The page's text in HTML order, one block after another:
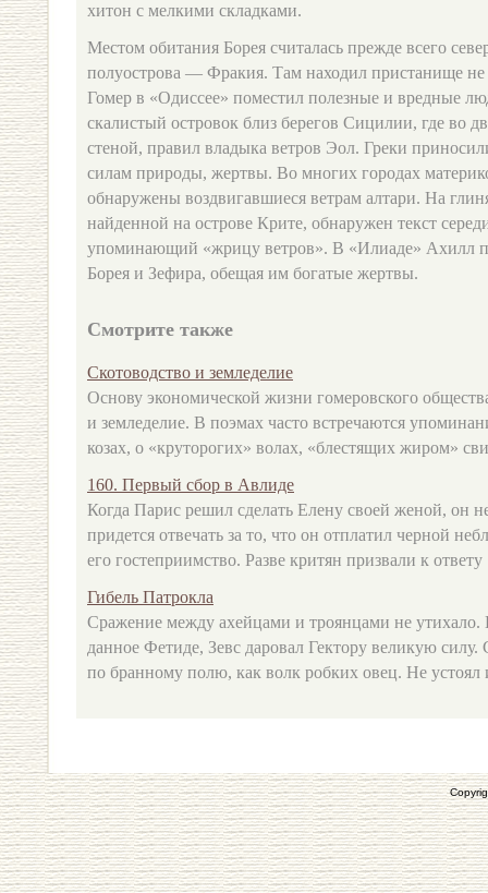
хитон с мелкими складками.
Местом обитания Борея считалась прежде всего
полуострова — Фракия. Там находил пристанище не
Гомер в «Одиссее» поместил полезные и вредные
скалистый островок близ берегов Сицилии, где во
стеной, правил владыка ветров Эол. Греки
силам природы, жертвы. Во многих городах
обнаружены воздвигавшиеся ветрам алтари. На
найденной на острове Крите, обнаружен текст
упоминающий «жрицу ветров». В «Илиаде» Ахилл
Борея и Зефира, обещая им богатые жертвы.
Смотрите также
Скотоводство и земледелие
Основу экономической жизни гомеровского
и земледелие. В поэмах часто встречаются
козах, о «круторогих» волах, «блестящих жиром»
160. Первый сбор в Авлиде
Когда Парис решил сделать Елену своей женой, он
придется отвечать за то, что он отплатил черной
его гостеприимство. Разве критян призвали к ответу
Гибель Патрокла
Сражение между ахейцами и троянцами не
данное Фетиде, Зевс даровал Гектору великую
по бранному полю, как волк робких овец. Не устоял